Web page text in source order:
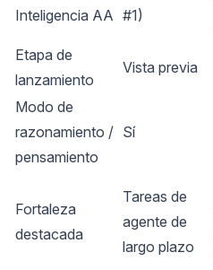
Inteligencia AA #1)
Etapa de
lanzamiento
Vista previa
Modo de
razonamiento /
pensamiento
Sí
Fortaleza
destacada
Tareas de
agente de
largo plazo